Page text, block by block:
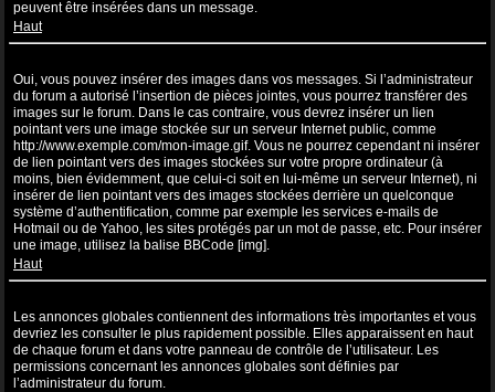
peuvent être insérées dans un message.
Haut
Oui, vous pouvez insérer des images dans vos messages. Si l’administrateur
du forum a autorisé l’insertion de pièces jointes, vous pourrez transférer des
images sur le forum. Dans le cas contraire, vous devrez insérer un lien
pointant vers une image stockée sur un serveur Internet public, comme
http://www.exemple.com/mon-image.gif. Vous ne pourrez cependant ni insérer
de lien pointant vers des images stockées sur votre propre ordinateur (à
moins, bien évidemment, que celui-ci soit en lui-même un serveur Internet), ni
insérer de lien pointant vers des images stockées derrière un quelconque
système d’authentification, comme par exemple les services e-mails de
Hotmail ou de Yahoo, les sites protégés par un mot de passe, etc. Pour insérer
une image, utilisez la balise BBCode [img].
Haut
Les annonces globales contiennent des informations très importantes et vous
devriez les consulter le plus rapidement possible. Elles apparaissent en haut
de chaque forum et dans votre panneau de contrôle de l’utilisateur. Les
permissions concernant les annonces globales sont définies par
l’administrateur du forum.